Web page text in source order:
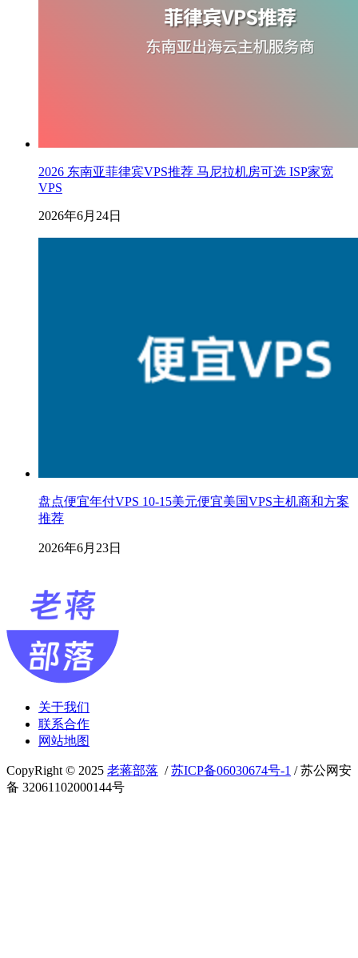
2026 东南亚菲律宾VPS推荐 马尼拉机房可选 ISP家宽
VPS
2026年6月24日
盘点便宜年付VPS 10-15美元便宜美国VPS主机商和方案
推荐
2026年6月23日
关于我们
联系合作
网站地图
CopyRight © 2025 老蒋部落 /苏ICP备06030674号-1 / 苏公网安
备 32061102000144号